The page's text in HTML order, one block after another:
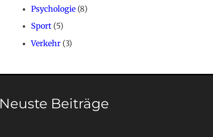
Psychologie (8)
Sport (5)
Verkehr (3)
Neuste Beiträge